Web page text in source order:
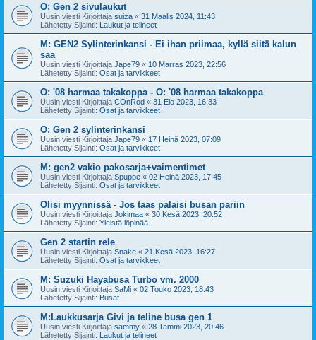
O: Gen 2 sivulaukut
Uusin viesti Kirjoittaja suiza « 31 Maalis 2024, 11:43
Lähetetty Sijainti: Laukut ja telineet
M: GEN2 Sylinterinkansi - Ei ihan priimaa, kyllä siitä kalun
saa
Uusin viesti Kirjoittaja Jape79 « 10 Marras 2023, 22:56
Lähetetty Sijainti: Osat ja tarvikkeet
O: '08 harmaa takakoppa - O: '08 harmaa takakoppa
Uusin viesti Kirjoittaja COnRod « 31 Elo 2023, 16:33
Lähetetty Sijainti: Osat ja tarvikkeet
O: Gen 2 sylinterinkansi
Uusin viesti Kirjoittaja Jape79 « 17 Heinä 2023, 07:09
Lähetetty Sijainti: Osat ja tarvikkeet
M: gen2 vakio pakosarja+vaimentimet
Uusin viesti Kirjoittaja Spuppe « 02 Heinä 2023, 17:45
Lähetetty Sijainti: Osat ja tarvikkeet
Olisi myynnissä - Jos taas palaisi busan pariin
Uusin viesti Kirjoittaja Jokimaa « 30 Kesä 2023, 20:52
Lähetetty Sijainti: Yleistä löpinää
Gen 2 startin rele
Uusin viesti Kirjoittaja Snake « 21 Kesä 2023, 16:27
Lähetetty Sijainti: Osat ja tarvikkeet
M: Suzuki Hayabusa Turbo vm. 2000
Uusin viesti Kirjoittaja SaMi « 02 Touko 2023, 18:43
Lähetetty Sijainti: Busat
M:Laukkusarja Givi ja teline busa gen 1
Uusin viesti Kirjoittaja sammy « 28 Tammi 2023, 20:46
Lähetetty Sijainti: Laukut ja telineet